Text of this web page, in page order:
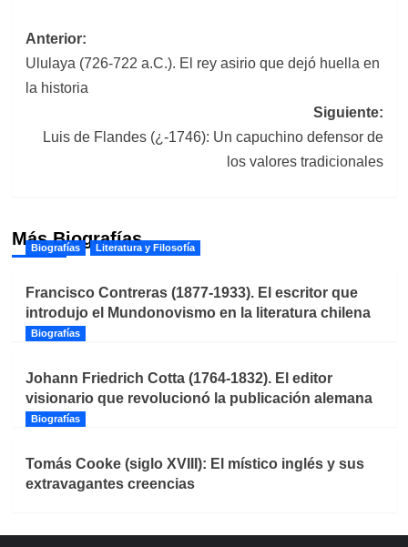
Navegación
de
Anterior:
Ululaya (726-722 a.C.). El rey asirio que dejó huella en
la historia
Siguiente:
Luis de Flandes (¿-1746): Un capuchino defensor de
los valores tradicionales
Más Biografías
Biografías Literatura y Filosofía
Francisco Contreras (1877-1933). El escritor que
introdujo el Mundonovismo en la literatura chilena
Biografías
Johann Friedrich Cotta (1764-1832). El editor
visionario que revolucionó la publicación alemana
Biografías
Tomás Cooke (siglo XVIII): El místico inglés y sus
extravagantes creencias